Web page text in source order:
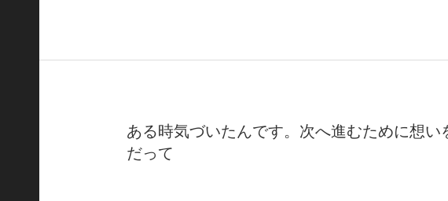
ある時気づいたんです。次へ進むために想
だって